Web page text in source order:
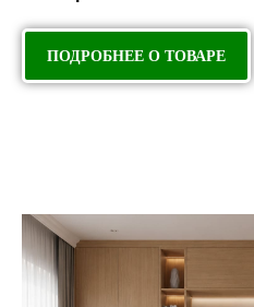
ПОДРОБНЕЕ О ТОВАРЕ